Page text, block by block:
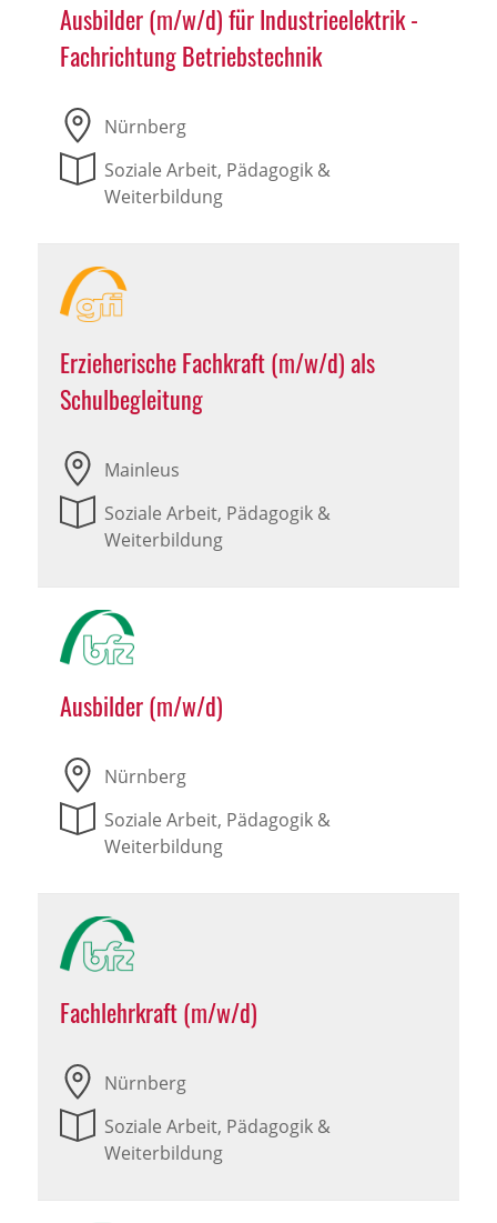
Ausbilder (m/w/d) für Industrieelektrik -
Fachrichtung Betriebstechnik
Nürnberg
Soziale Arbeit, Pädagogik &
Weiterbildung
Erzieherische Fachkraft (m/w/d) als
Schulbegleitung
Mainleus
Soziale Arbeit, Pädagogik &
Weiterbildung
Ausbilder (m/w/d)
Nürnberg
Soziale Arbeit, Pädagogik &
Weiterbildung
Fachlehrkraft (m/w/d)
Nürnberg
Soziale Arbeit, Pädagogik &
Weiterbildung